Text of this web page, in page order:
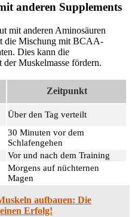
anderen Supplements
mit anderen Aminosäuren
die Mischung mit BCAA-
Dies kann die
Muskelmasse fördern.
Zeitpunkt
Über den Tag verteilt
30 Minuten vor dem
Schlafengehen
Vor und nach dem Training
Morgens auf nüchternen
Magen
aufbauen: Die
Erfolg!